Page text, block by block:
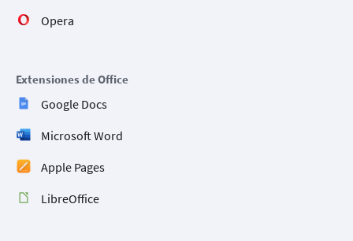
Opera
Extensiones de Office
Google Docs
Microsoft Word
Apple Pages
LibreOffice